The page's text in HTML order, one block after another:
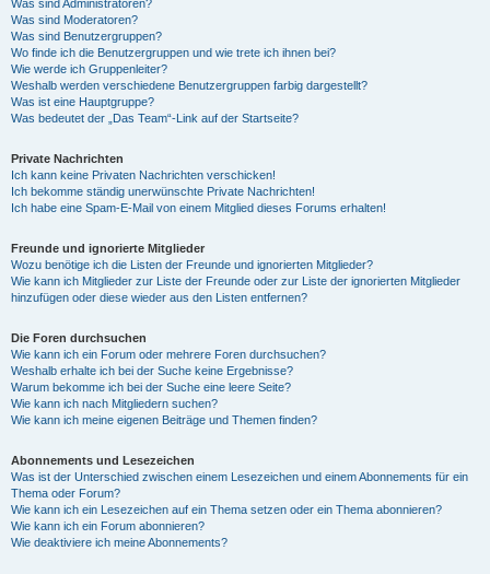
Was sind Administratoren?
Was sind Moderatoren?
Was sind Benutzergruppen?
Wo finde ich die Benutzergruppen und wie trete ich ihnen bei?
Wie werde ich Gruppenleiter?
Weshalb werden verschiedene Benutzergruppen farbig dargestellt?
Was ist eine Hauptgruppe?
Was bedeutet der „Das Team“-Link auf der Startseite?
Private Nachrichten
Ich kann keine Privaten Nachrichten verschicken!
Ich bekomme ständig unerwünschte Private Nachrichten!
Ich habe eine Spam-E-Mail von einem Mitglied dieses Forums erhalten!
Freunde und ignorierte Mitglieder
Wozu benötige ich die Listen der Freunde und ignorierten Mitglieder?
Wie kann ich Mitglieder zur Liste der Freunde oder zur Liste der ignorierten Mitglieder
hinzufügen oder diese wieder aus den Listen entfernen?
Die Foren durchsuchen
Wie kann ich ein Forum oder mehrere Foren durchsuchen?
Weshalb erhalte ich bei der Suche keine Ergebnisse?
Warum bekomme ich bei der Suche eine leere Seite?
Wie kann ich nach Mitgliedern suchen?
Wie kann ich meine eigenen Beiträge und Themen finden?
Abonnements und Lesezeichen
Was ist der Unterschied zwischen einem Lesezeichen und einem Abonnements für ein
Thema oder Forum?
Wie kann ich ein Lesezeichen auf ein Thema setzen oder ein Thema abonnieren?
Wie kann ich ein Forum abonnieren?
Wie deaktiviere ich meine Abonnements?